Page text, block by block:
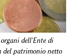
dell'Ente di
del patrimonio netto